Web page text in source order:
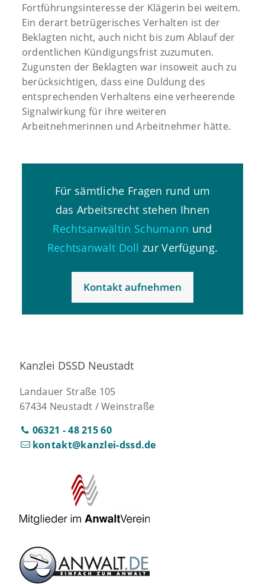
Fortführungsinteresse der Klägerin bei weitem.
Ein derart betrügerisches Verhalten ist der
Beklagten nicht, auch nicht bis zum Ablauf der
ordentlichen Kündigungsfrist zuzumuten.
Zugunsten der Beklagten war insoweit auch zu
berücksichtigen, dass eine Duldung des
entsprechenden Verhaltens eine verheerende
Signalwirkung für ihre weiteren
Arbeitnehmerinnen und Arbeitnehmer hätte.
Für sämtliche Fragen rund um
das Arbeitsrecht stehen Ihnen
Rechtsanwältin Schumann und
Rechtsanwalt Doll zur Verfügung.
Kontakt aufnehmen
Kanzlei DSSD Neustadt
Landauer Straße 105
67434 Neustadt / Weinstraße
06321 - 48 215 60
kontakt@kanzlei-dssd.de